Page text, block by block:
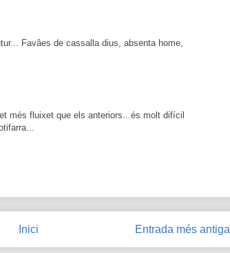
Favâes de cassalla dius, absenta home,
més fluixet que els anteriors...és molt difícil
Entrada més antiga
Inici